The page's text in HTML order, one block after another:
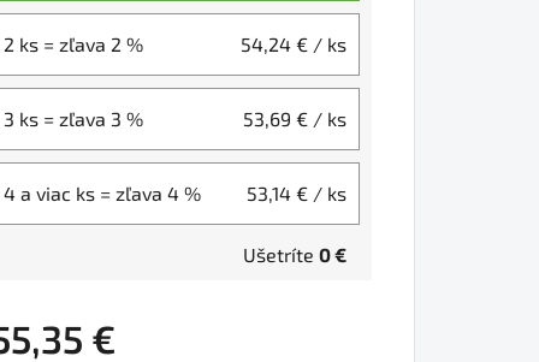
2 ks = zľava 2 % 54,24 € / ks
3 ks = zľava 3 % 53,69 € / ks
4 a viac ks = zľava 4 % 53,14 € / ks
Ušetríte 0 €
€